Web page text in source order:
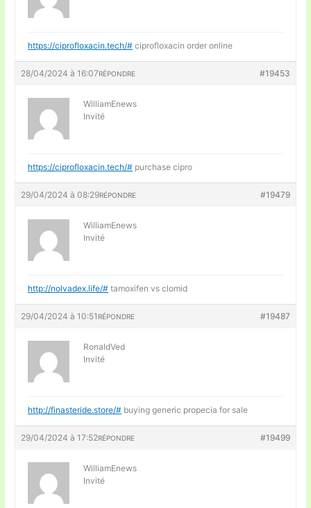
https://ciprofloxacin.tech/# ciprofloxacin order online
28/04/2024 à 16:07 #19453
RÉPONDRE
WilliamEnews
Invité
https://ciprofloxacin.tech/# purchase cipro
29/04/2024 à 08:29 #19479
RÉPONDRE
WilliamEnews
Invité
http://nolvadex.life/# tamoxifen vs clomid
29/04/2024 à 10:51 #19487
RÉPONDRE
RonaldVed
Invité
http://finasteride.store/# buying generic propecia for sale
29/04/2024 à 17:52 #19499
RÉPONDRE
WilliamEnews
Invité